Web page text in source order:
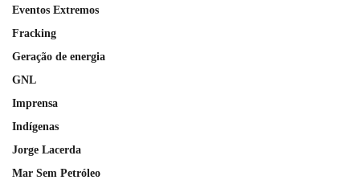
Eventos Extremos
Fracking
Geração de energia
GNL
Imprensa
Indígenas
Jorge Lacerda
Mar Sem Petróleo